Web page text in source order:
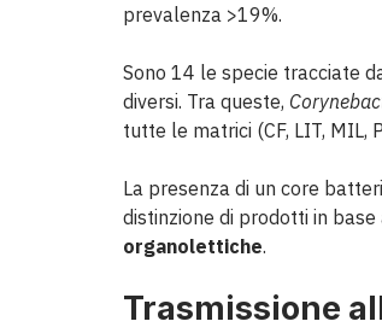
prevalenza >19%.
Sono 14 le specie tracciate
diversi. Tra queste,
tutte le matrici (CF, LIT, MIL,
La presenza di un core
distinzione di prodotti in
organolettiche.
Trasmissione